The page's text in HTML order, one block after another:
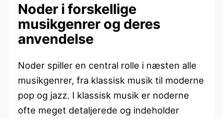
Noder i forskellige
musikgenrer og deres
anvendelse
Noder spiller en central rolle i næsten alle
musikgenrer, fra klassisk musik til moderne
pop og jazz. I klassisk musik er noderne
ofte meget detaljerede og indeholder